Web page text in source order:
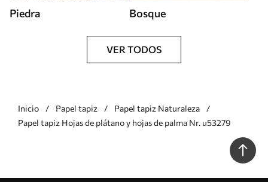
Piedra Bosque
VER TODOS
Inicio Papel tapiz
Papel tapiz Naturaleza
Papel tapiz Hojas de plátano y hojas de palma Nr. u53279